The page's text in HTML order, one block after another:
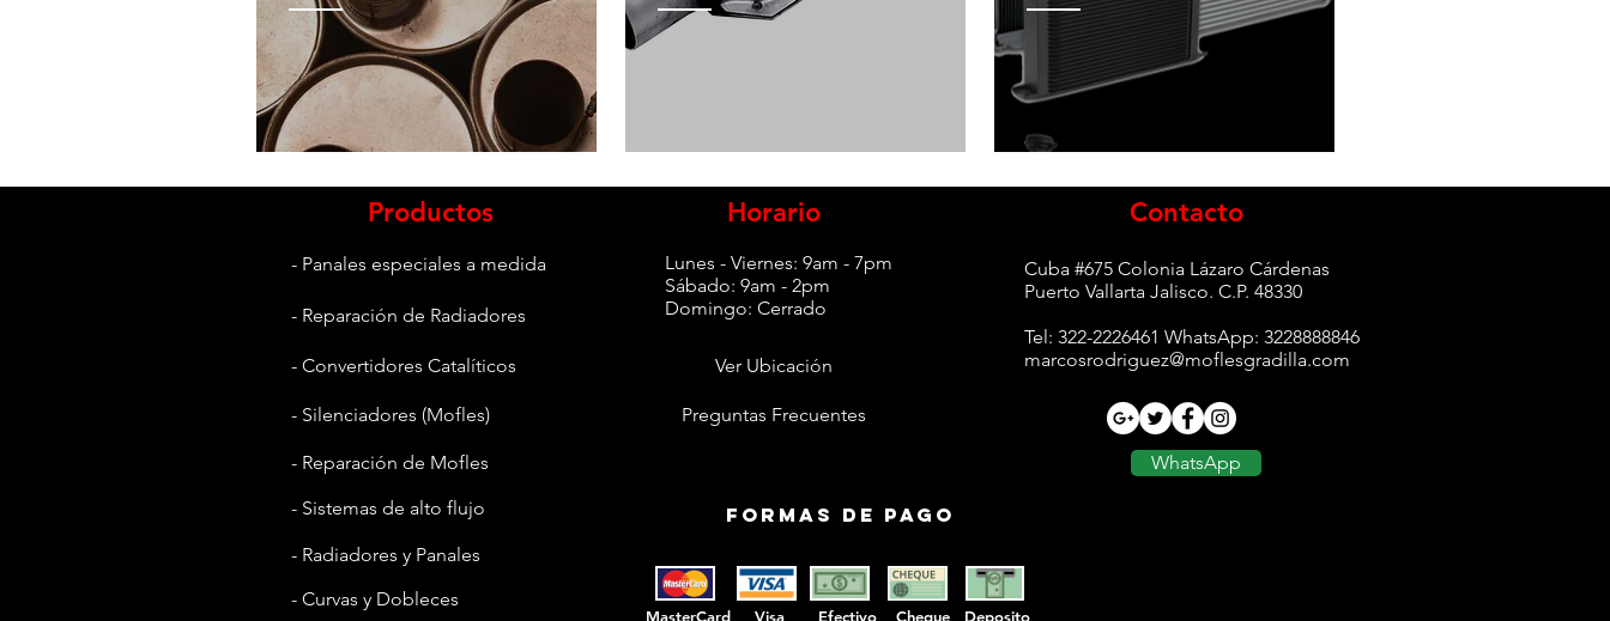
Productos
- Panales especiales a medida
- Reparación de Radiadores
- Convertidores Catalíticos
- Silenciadores (Mofles)
- Reparación de Mofles
- Sistemas de alto flujo
- Radiadores y Panales
- Curvas y Dobleces
Horario
Lunes - Viernes: 9am - 7pm
Sábado: 9am - 2pm
Domingo: Cerrado
Ver Ubicación
Preguntas Frecuentes
Contacto
Cuba #675 Colonia Lázaro Cárdenas
Puerto Vallarta Jalisco. C.P. 48330
Tel: 322-2226461 WhatsApp: 3228888846
marcosrodriguez@moflesgradilla.com
WhatsApp
Formas de pago
MasterCard Visa Efectivo Cheque Deposito